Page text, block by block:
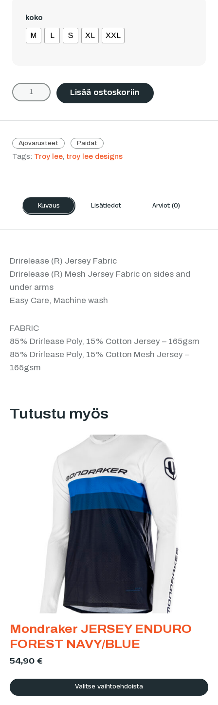
koko
M L S XL XXL
Lisää ostoskoriin
Ajovarusteet Paidat
Tags: Troy lee troy lee designs
Kuvaus Lisätiedot Arviot (0)
Drirelease (R) Jersey Fabric
Drirelease (R) Mesh Jersey Fabric on sides and
under arms
Easy Care, Machine wash
FABRIC
85% Drirlease Poly, 15% Cotton Jersey – 165gsm
85% Drirlease Poly, 15% Cotton Mesh Jersey –
165gsm
Tutustu myös
Mondraker JERSEY ENDURO
FOREST NAVY/BLUE
54,90€
Valitse vaihtoehdoista